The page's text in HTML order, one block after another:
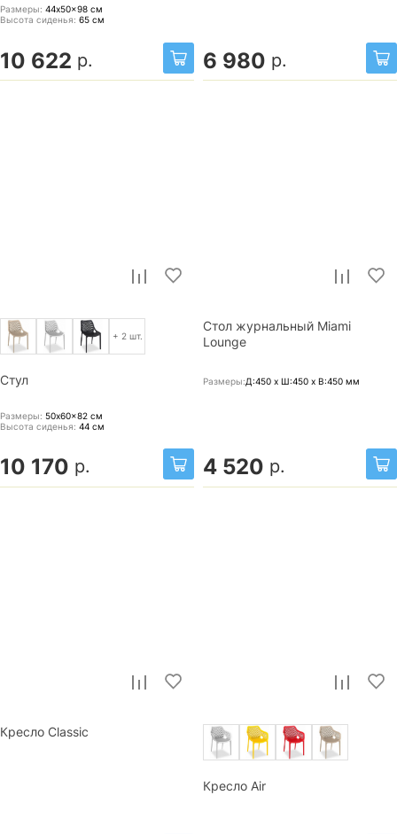
Размеры: 44x50x98 см
Высота сиденья: 65 см
10 622 р. 6 980 р.
+ 2 шт.
Стул
Размеры: 50x60x82 см
Высота сиденья: 44 см
10 170 р.
Стол журнальный Miami
Lounge
Размеры:Д:450 x Ш:450 x В:450 мм
4 520 р.
Кресло Classic
Кресло Air